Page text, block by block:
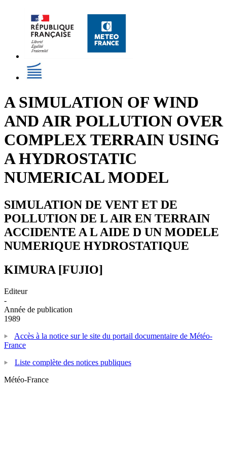
A SIMULATION OF WIND
AND AIR POLLUTION OVER
COMPLEX TERRAIN USING
A HYDROSTATIC
NUMERICAL MODEL
SIMULATION DE VENT ET DE
POLLUTION DE L AIR EN TERRAIN
ACCIDENTE A L AIDE D UN MODELE
NUMERIQUE HYDROSTATIQUE
KIMURA [FUJIO]
Editeur
-
Année de publication
1989
Accès à la notice sur le site du portail documentaire de Météo-
France
Liste complète des notices publiques
Météo-France